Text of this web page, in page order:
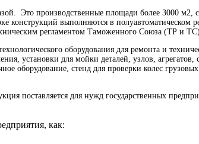
Это производственные площади более 3000 м2,
конструкций выполняются в
регламентом Таможенного Союза (ТР и
оборудования для ремонта и
установки для мойки деталей, узлов,
оборудование, стенд для проверки колес
поставляется для нужд государственных
как: